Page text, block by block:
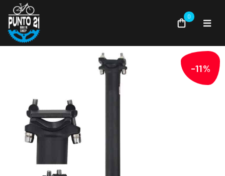
0
-11%